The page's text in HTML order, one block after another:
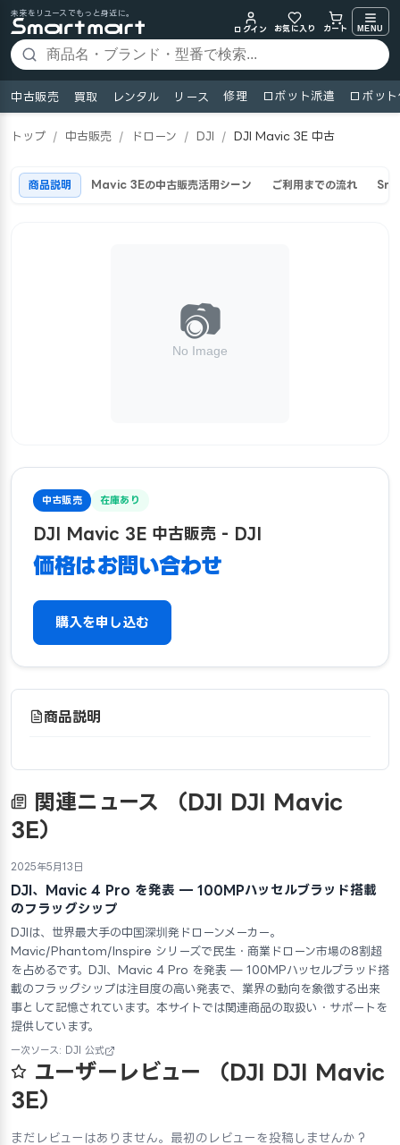
未来をリユースでもっと身近に。
ログイン
お気に入り カート MENU
中古販売 買取 レンタル リース 修理 ロボット派遣 ロボッ
トップ / 中古販売 / ドローン / DJI / DJI Mavic 3E 中古
商品説明 Mavic 3Eの中古販売活用シーン ご利用までの流れ
中古販売 在庫あり
DJI Mavic 3E 中古販売 - DJI
価格はお問い合わせ
購入を申し込む
商品説明
関連ニュース
（DJI DJI Mavic
3E）
2025年5月13日
DJI、Mavic 4 Pro を発表 — 100MPハッセルブラッド搭載
のフラッグシップ
DJIは、世界最大手の中国深圳発ドローンメーカー。
Mavic/Phantom/Inspire シリーズで民生・商業ドローン市場の8割超
を占めるです。DJI、Mavic 4 Pro を発表 — 100MPハッセルブラッド搭
載のフラッグシップは注目度の高い発表で、業界の動向を象徴する出来
事として記憶されています。本サイトでは関連商品の取扱い・サポートを
提供しています。
一次ソース: DJI 公式
ユーザーレビュー
（DJI DJI Mavic
3E）
まだレビューはありません。最初のレビューを投稿しませんか？